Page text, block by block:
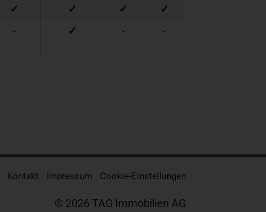
✓ ✓ ✓
✓
- ✓ - -
Kontakt Impressum Cookie-Einstellungen
© 2026 TAG Immobilien AG